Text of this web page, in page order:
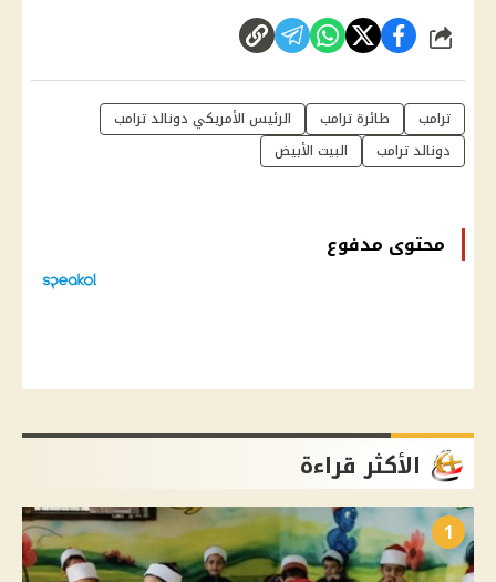
شارك
ترامب طائرة ترامب
الرئيس الأمريكي دونالد ترامب
دونالد ترامب
البيت الأبيض
محتوى مدفوع
الأكثر قراءة
1